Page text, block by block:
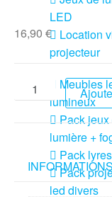
LED
Location
projecteur
Meubles
lumineux
Pack
lumière +
Pack
Pack
led divers
16,90 €